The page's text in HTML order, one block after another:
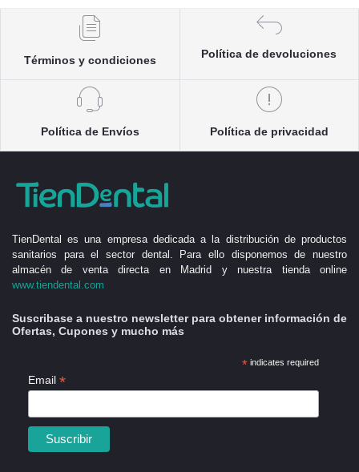
Términos y condiciones
Política de devoluciones
Política de Envíos Política de privacidad
TienDental es una empresa dedicada a la distribución de productos
sanitarios para el sector dental. Para ello disponemos de nuestro
almacén de venta directa en Madrid y nuestra tienda online
www.tiendental.com
Suscribase a nuestro newsletter para obtener información de
Ofertas, Cupones y mucho más
*indicates required
Email *